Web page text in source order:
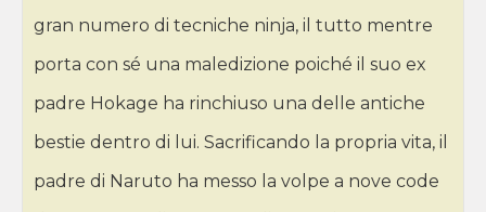
gran numero di tecniche ninja, il tutto mentre
porta con sé una maledizione poiché il suo ex
padre Hokage ha rinchiuso una delle antiche
bestie dentro di lui. Sacrificando la propria vita, il
padre di Naruto ha messo la volpe a nove code